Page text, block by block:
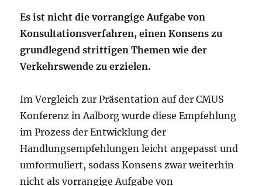
Es ist nicht die vorrangige Aufgabe von
Konsultationsverfahren, einen Konsens zu
grundlegend strittigen Themen wie der
Verkehrswende zu erzielen.
Im Vergleich zur Präsentation auf der CMUS
Konferenz in Aalborg wurde diese Empfehlung
im Prozess der Entwicklung der
Handlungsempfehlungen leicht angepasst und
umformuliert, sodass Konsens zwar weiterhin
nicht als vorrangige Aufgabe von